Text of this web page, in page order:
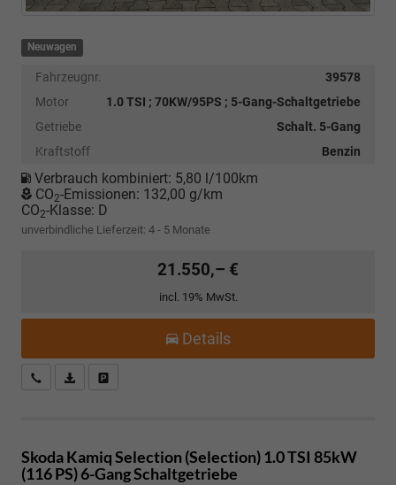
Neuwagen
Fahrzeugnr.
39578
Motor
1.0 TSI ; 70KW/95PS ; 5-Gang-Schaltgetriebe
Getriebe
Schalt. 5-Gang
Kraftstoff
Benzin
Verbrauch kombiniert: 5,80 l/100km
CO2-Emissionen: 132,00 g/km
CO2-Klasse: D
unverbindliche Lieferzeit: 4 - 5 Monate
21.550,– €
incl. 19% MwSt.
Details
Kostenloser Rückruf-Service
PDF-Datei, Fahrzeugexposé drucken
Skoda KamiqSelection (Selection) 1.0 TSI 85kW
(116 PS) 6-Gang Schaltgetriebe